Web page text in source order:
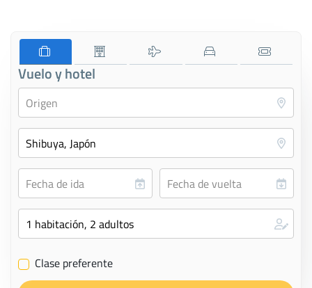
Vuelo y hotel
✔ Clase preferente